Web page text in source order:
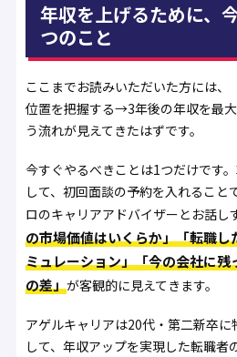
年収を上げるために、
つのこと
ここまでお読みいただいた方には
位置を把握する→3年後の年収を最
う流れが見えてきたはずです。
今すぐやるべきことは1つだけです。
して、初回面談の予約を入れること
ロのキャリアアドバイザーとお話し
の市場価値はいくらか」「転職
ミュレーション」「今の会社に
の差」が客観的に見えてきます。
アゲルキャリアは20代・第二新卒に
して、年収アップを実現した転職者